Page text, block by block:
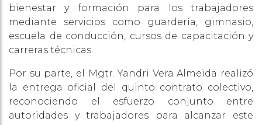
bienestar y formación para los trabajadores
mediante servicios como guardería, gimnasio,
escuela de conducción, cursos de capacitación y
carreras técnicas.
Por su parte, el Mgtr. Yandri Vera Almeida realizó
la entrega oficial del quinto contrato colectivo,
reconociendo el esfuerzo conjunto entre
autoridades y trabajadores para alcanzar este